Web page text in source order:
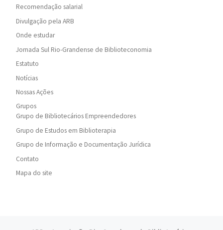
Recomendação salarial
Divulgação pela ARB
Onde estudar
Jornada Sul Rio-Grandense de Biblioteconomia
Estatuto
Notícias
Nossas Ações
Grupos
Grupo de Bibliotecários Empreendedores
Grupo de Estudos em Biblioterapia
Grupo de Informação e Documentação Jurídica
Contato
Mapa do site